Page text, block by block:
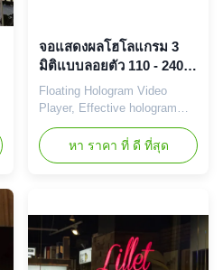
จอแสดงผลโฮโลแกรม 3
มิติแบบลอยตัว 110 - 240V
จอแสดงผลโฮโลแกรม 3
มิติในร่ม
Floating Hologram Video
Player, Effective hologram
player New Holograms
solution for 3D videos and
images appear floating in the
and retailers. High resolution
3D Visuals--Uploaded
wirelessly Mains powered--
หา ราคา ที่ ดี ที่สุด